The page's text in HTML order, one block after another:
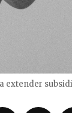
extender